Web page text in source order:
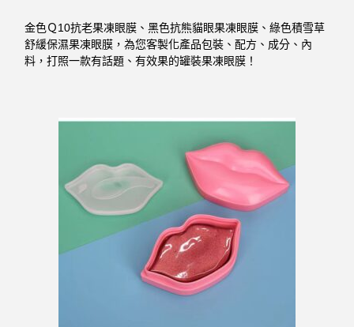
金色Ｑ10抗老果凍眼膜、黑色抗熊貓眼果凍眼膜、綠色積雪草
舒緩保濕果凍眼膜，為您客製化產品包裝、配方、成分、內
料，打照一款有話題、有效果的罐裝果凍眼膜！